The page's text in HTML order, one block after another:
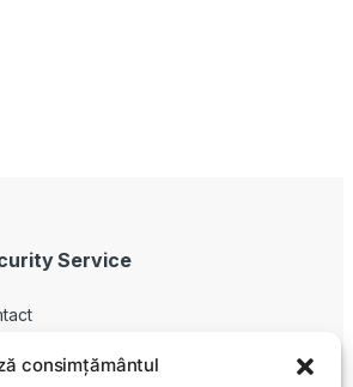
consimțământul
Service